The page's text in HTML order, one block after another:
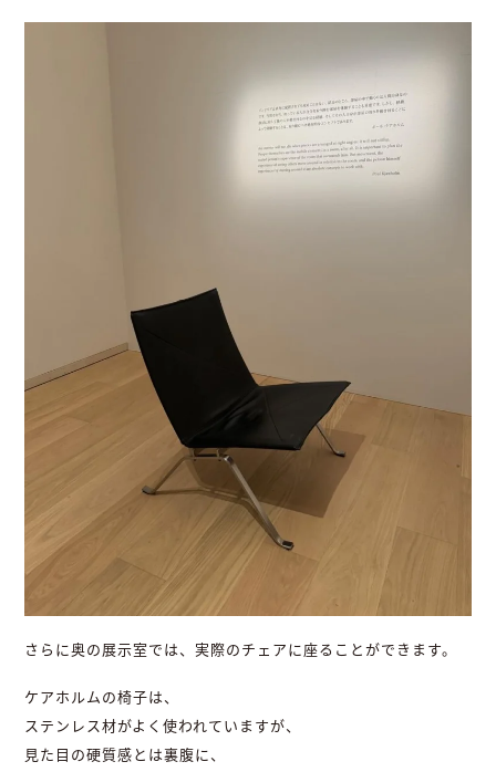
さらに奥の展示室では、実際のチェアに座ることができます。
ケアホルムの椅子は、
ステンレス材がよく使われていますが、
見た目の硬質感とは裏腹に、